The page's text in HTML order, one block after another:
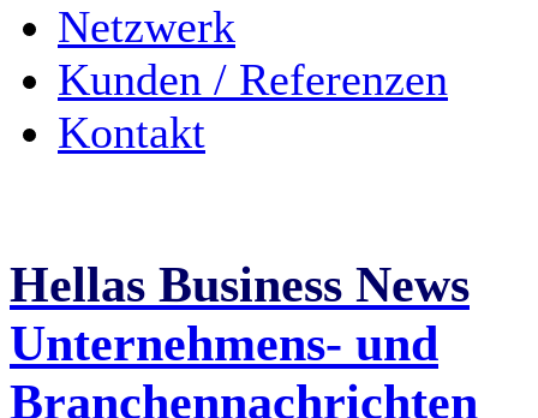
Netzwerk
Kunden / Referenzen
Kontakt
Hellas Business News
Unternehmens- und
Branchennachrichten